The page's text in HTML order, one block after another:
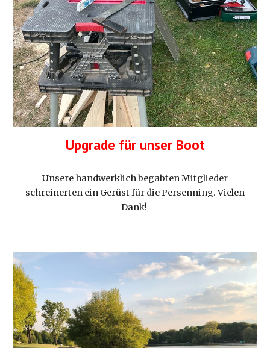
Upgrade für unser Boot
Unsere handwerklich begabten Mitglieder
schreinerten ein Gerüst für die Persenning. Vielen
Dank!